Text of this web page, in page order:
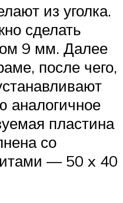
из уголка.
сделать
9 мм. Далее
после чего,
аналогичное
пластина
со
— 50 x 40